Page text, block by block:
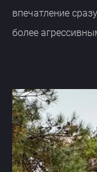
впечатление
более